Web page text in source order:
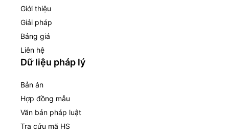
Giới thiệu
Giải pháp
Bảng giá
Liên hệ
Dữ liệu pháp lý
Bản án
Hợp đồng mẫu
Văn bản pháp luật
Tra cứu mã HS